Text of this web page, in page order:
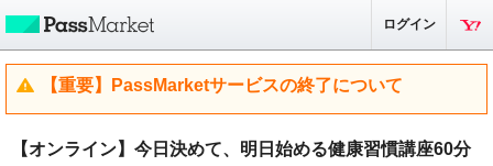
ログイン
【重要】PassMarketサービスの終了について
【オンライン】今日決めて、明日始める健康習慣講座60分